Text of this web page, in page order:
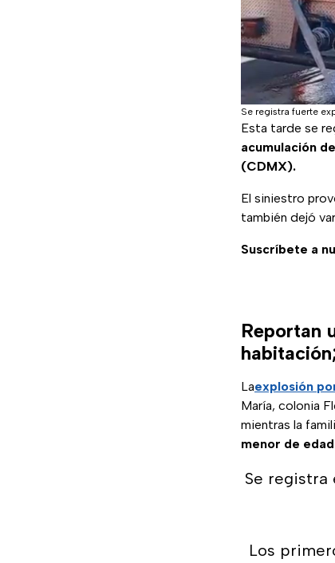
Se registra fuerte
Esta tarde se
acumulación
(CDMX).
El siniestro
también dejó
Suscríbete a
Reportan
Laexplosión
María, colonia
mientras la
menor de
Se registra
Los